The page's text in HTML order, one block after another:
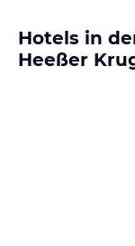
Hotels in
Heeßer